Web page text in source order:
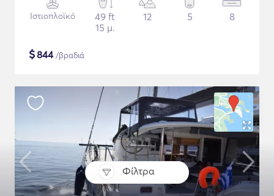
Φίλτρα
Ιστιοπλοϊκό
49 ft
15 μ.
12 5 8
$844/βραδιά